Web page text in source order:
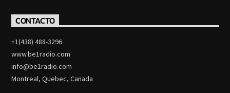
CONTACTO
+1(438) 488-3296
www.be1radio.com
info@be1radio.com
Montreal, Quebec, Canada